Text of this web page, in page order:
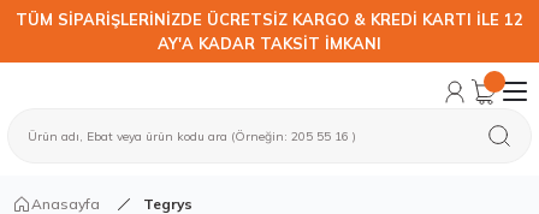
TÜM SİPARİŞLERİNİZDE ÜCRETSİZ KARGO & KREDİ KARTI İLE 12
AY'A KADAR TAKSİT İMKANI
Anasayfa Tegrys